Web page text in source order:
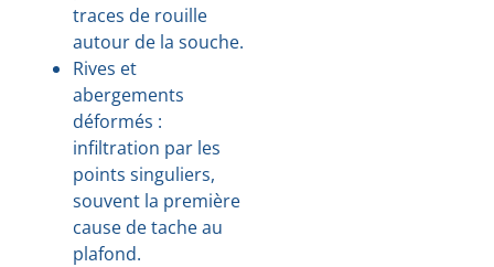
traces de rouille
autour de la souche.
Rives et
abergements
déformés :
infiltration par les
points singuliers,
souvent la première
cause de tache au
plafond.